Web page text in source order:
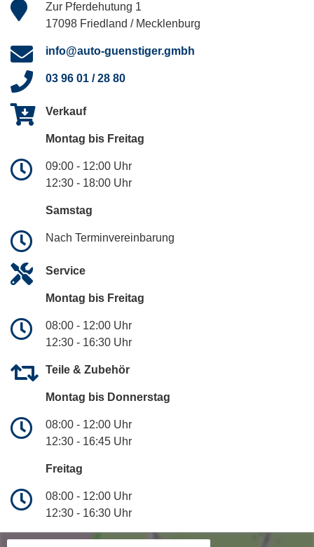
Zur Pferdehutung 1
17098 Friedland / Mecklenburg
info@auto-guenstiger.gmbh
03 96 01 / 28 80
Verkauf
Montag bis Freitag
09:00 - 12:00 Uhr
12:30 - 18:00 Uhr
Samstag
Nach Terminvereinbarung
Service
Montag bis Freitag
08:00 - 12:00 Uhr
12:30 - 16:30 Uhr
Teile & Zubehör
Montag bis Donnerstag
08:00 - 12:00 Uhr
12:30 - 16:45 Uhr
Freitag
08:00 - 12:00 Uhr
12:30 - 16:30 Uhr